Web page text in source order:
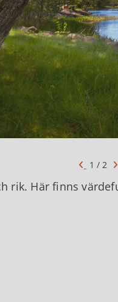
2 / 2
rik. Här finns